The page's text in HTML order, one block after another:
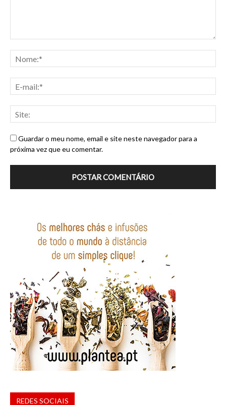
Guardar o meu nome, email e site neste navegador para a
próxima vez que eu comentar.
REDES SOCIAIS